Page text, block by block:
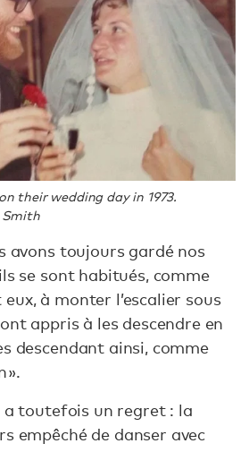
their wedding day in 1973.
Smith
avons toujours gardé nos
se sont habitués, comme
à monter l’escalier sous
appris à les descendre en
descendant ainsi, comme
».
a toutefois un regret : la
empêché de danser avec